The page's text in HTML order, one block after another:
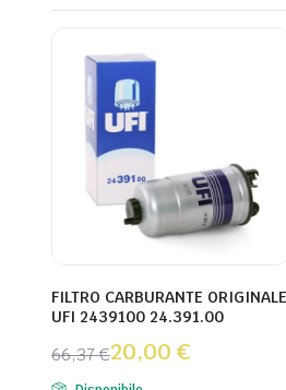
FILTRO CARBURANTE ORIGINALE
UFI 2439100 24.391.00
66,37€20,00 €